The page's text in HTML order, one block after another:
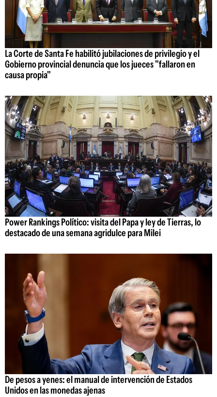
La Corte de Santa Fe habilitó jubilaciones de privilegio y el
Gobierno provincial denuncia que los jueces "fallaron en
causa propia"
Power Rankings Político: visita del Papa y ley de Tierras, lo
destacado de una semana agridulce para Milei
De pesos a yenes: el manual de intervención de Estados
Unidos en las monedas ajenas